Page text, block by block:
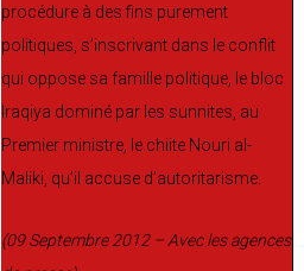
procédure à des fins purement
politiques, s’inscrivant dans le conflit
qui oppose sa famille politique, le bloc
Iraqiya dominé par les sunnites, au
Premier ministre, le chiite Nouri al-
Maliki, qu’il accuse d’autoritarisme.
(09 Septembre 2012 – Avec les agences